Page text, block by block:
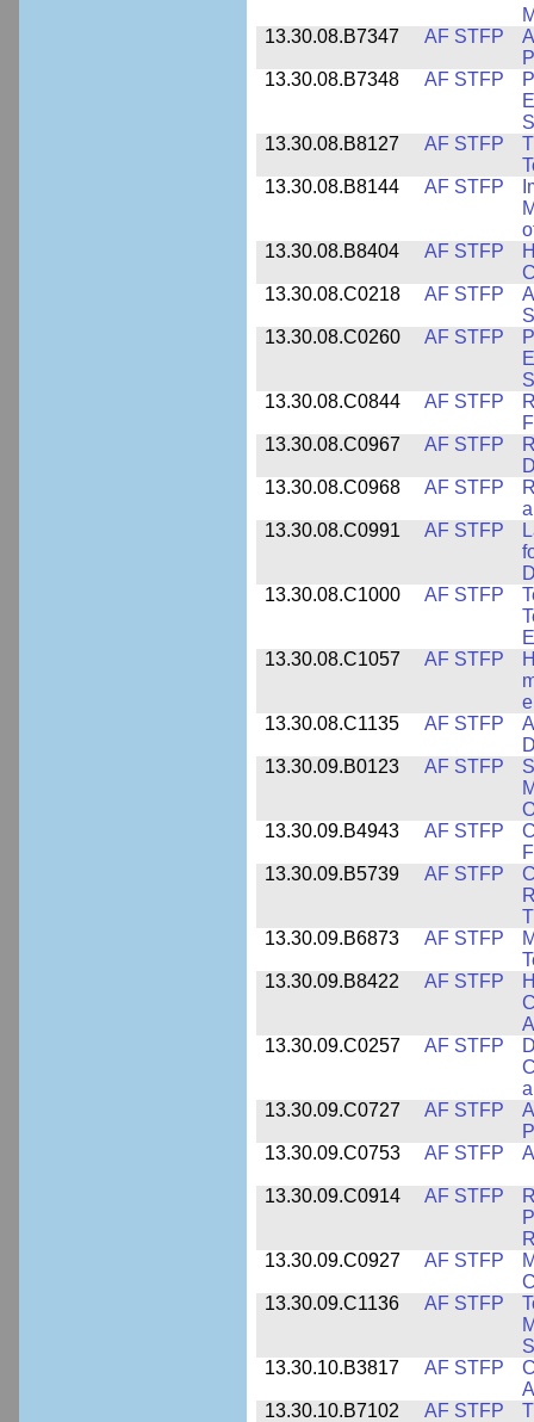
13.30.08.B7347
AF STFP
13.30.08.B7348
AF STFP
13.30.08.B8127
AF STFP
13.30.08.B8144
AF STFP
13.30.08.B8404
AF STFP
13.30.08.C0218
AF STFP
13.30.08.C0260
AF STFP
13.30.08.C0844
AF STFP
13.30.08.C0967
AF STFP
13.30.08.C0968
AF STFP
13.30.08.C0991
AF STFP
13.30.08.C1000
AF STFP
13.30.08.C1057
AF STFP
13.30.08.C1135
AF STFP
13.30.09.B0123
AF STFP
13.30.09.B4943
AF STFP
13.30.09.B5739
AF STFP
13.30.09.B6873
AF STFP
13.30.09.B8422
AF STFP
13.30.09.C0257
AF STFP
13.30.09.C0727
AF STFP
13.30.09.C0753
AF STFP
13.30.09.C0914 AF STFP
13.30.09.C0927
AF STFP
13.30.09.C1136
AF STFP
13.30.10.B3817
AF STFP
13.30.10.B7102
AF STFP